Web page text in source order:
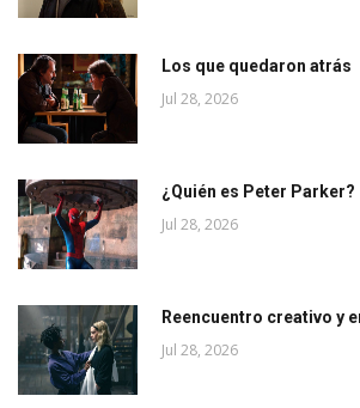
Los que quedaron atrás
Jul 28, 2026
¿Quién es Peter Parker?
Jul 28, 2026
Reencuentro creativo y
Jul 28, 2026